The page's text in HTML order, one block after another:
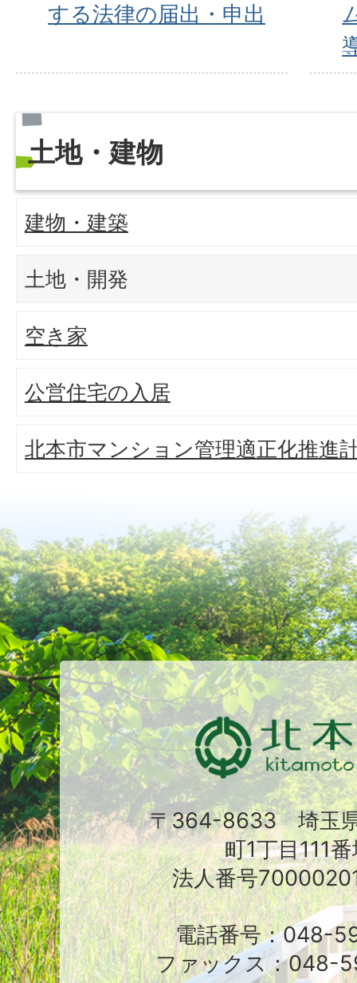
する法律の届出・申出
土地・建物
建物・建築
土地・開発
空き家
公営住宅の入居
北本市マンション管理適正化推進
〒364-8633 埼玉
町1丁目111
法人番号
電話番号：048-
ファックス：048-